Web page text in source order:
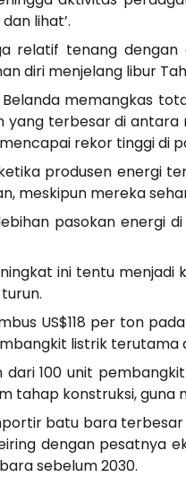
lihat’.
relatif tenang
diri menjelang libur
memangkas
terbesar di
rekor tinggi di
produsen energi
meskipun mereka
pasokan energi
ini tentu
US$118 per ton
listrik terutama
100 unit
tahap konstruksi,
batu bara
dengan pesatnya
sebelum 2030.